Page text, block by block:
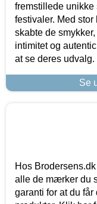
fremstillede
festivaler. Med
skabte de
intimitet og
at se deres udvalg.
Se
Hos
alle de mærker du
garanti for at du